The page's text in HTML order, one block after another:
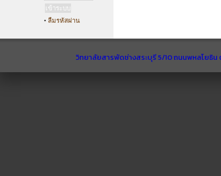
• ลืมรหัสผ่าน
วิทยาลัยสารพัดช่างสระบุรี 5/10 ถนนพหลโยธิ